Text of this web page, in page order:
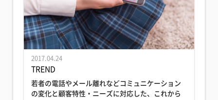
2017.04.24
TREND
若者の電話やメール離れなどコミュニケーション
の変化と顧客特性・ニーズに対応した、これから